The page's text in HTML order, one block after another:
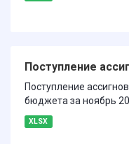
Поступление
Поступление
бюджета за ноябрь
XLSX